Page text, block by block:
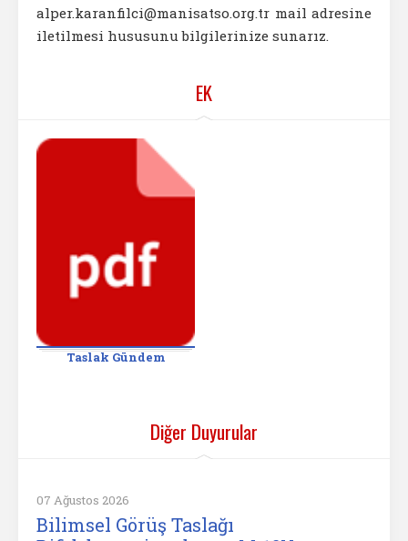
alper.karanfilci@manisatso.org.tr mail adresine
iletilmesi hususunu bilgilerinize sunarız.
EK
Taslak Gündem
Diğer Duyurular
07 Ağustos 2026
Bilimsel Görüş Taslağı